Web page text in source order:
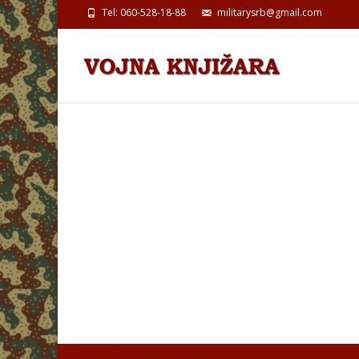
Tel: 060-528-18-88 militarysrb@gmail.com